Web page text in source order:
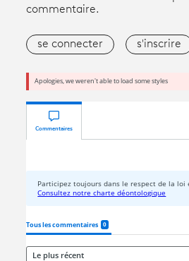
commentaire.
se connecter s'inscrire